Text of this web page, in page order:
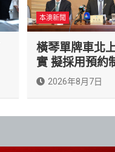
本澳新聞
橫琴單牌車北
實 擬採用預約
2026年8月7日